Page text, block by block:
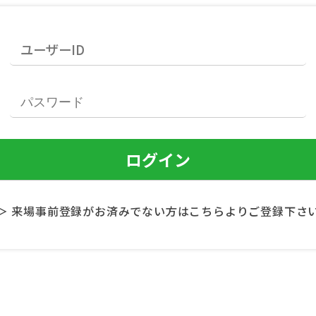
来場事前登録がお済みでない方はこちらよりご登録下さ